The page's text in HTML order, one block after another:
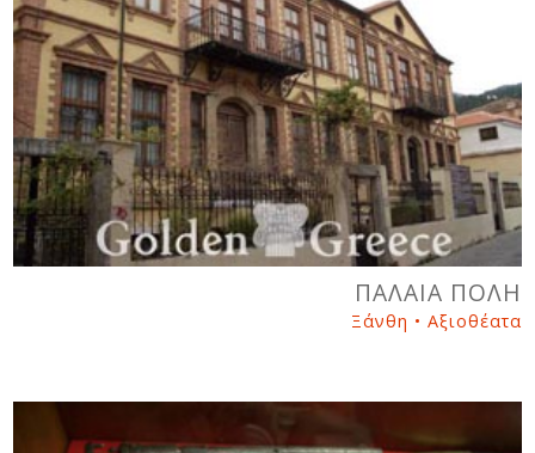
ΠΑΛΑΙΑ ΠΟΛΗ
Ξάνθη • Αξιοθέατα